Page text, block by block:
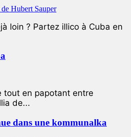
loin ? Partez illico à Cuba en
tout en papotant entre
de...
dans une kommunalka